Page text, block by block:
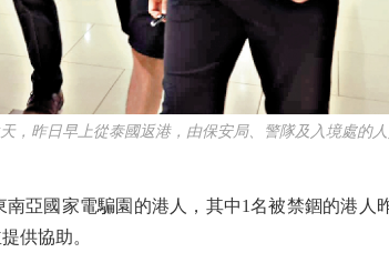
昨日早上從泰國返港，由保安局、警隊及入境處的人
國家電騙園的港人，其中1名被禁錮的港人
供協助。